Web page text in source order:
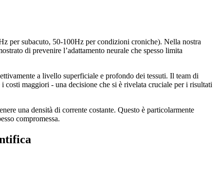
per subacuto, 50-100Hz per condizioni croniche). Nella nostra
di prevenire l’adattamento neurale che spesso limita
a livello superficiale e profondo dei tessuti. Il team di
costi maggiori - una decisione che si è rivelata cruciale per i risultati
una densità di corrente costante. Questo è particolarmente
compromessa.